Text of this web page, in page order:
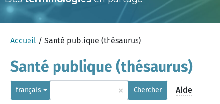
Accueil / Santé publique (thésaurus)
Santé publique (thésaurus)
français × Chercher Aide